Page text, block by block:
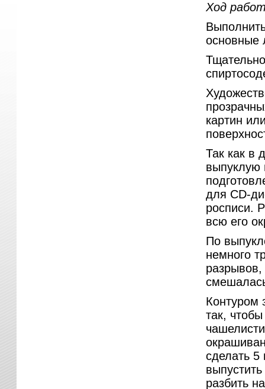
Ход
основные
картин
Так как в
выпуклую
для CD-
росписи.
всю его
По
немного
разрывов,
Контуром
так,
сделать
разбить